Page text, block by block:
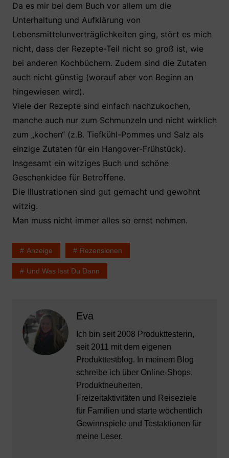
Da es mir bei dem Buch vor allem um die
Unterhaltung und Aufklärung von
Lebensmittelunverträglichkeiten ging, stört es mich
nicht, dass der Rezepte-Teil nicht so groß ist, wie
bei anderen Kochbüchern. Zudem sind die Zutaten
auch nicht günstig (worauf aber von Beginn an
hingewiesen wird).
Viele der Rezepte sind einfach nachzukochen,
manche auch nur zum Schmunzeln und nicht wirklich
zum „kochen“ (z.B. Tiefkühl-Pommes und Salz als
einzige Zutaten für ein Hangover-Frühstück).
Insgesamt ein witziges Buch und schöne
Geschenkidee für Betroffene.
Die Illustrationen sind gut gemacht und gewohnt
witzig.
Man muss nicht immer alles so ernst nehmen.
Anzeige Rezensionen
Und Was Isst Du Dann
Eva
Ich bin seit 2008 Produkttesterin,
seit 2011 mit dem eigenen
Produkttestblog. In meinem Blog
schreibe ich über Online-Shops,
Produktneuheiten,
Freizeitaktivitäten und Reiseziele
für Familien und starte wöchentlich
Gewinnspiele und Testaktionen für
meine Leser.